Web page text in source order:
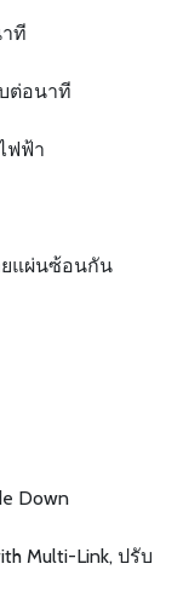
ที
ต่อนาที
ฟฟ้า
แผ่นซ้อนกัน
Down
Multi-Link, ปรับ